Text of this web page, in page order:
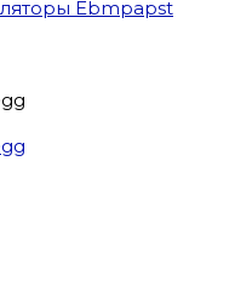
Ebmpapst